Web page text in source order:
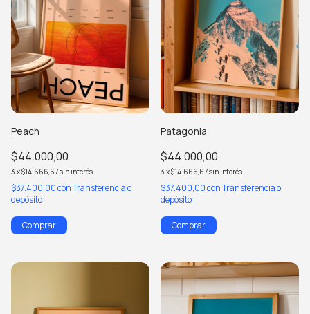
Peach
$44.000,00
3 x$14.666,67sin interés
$37.400,00conTransferencia o
depósito
Comprar
Patagonia
$44.000,00
3 x$14.666,67sin interés
$37.400,00conTransferencia o
depósito
Comprar